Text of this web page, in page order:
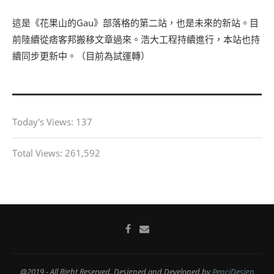
這是《花果山的Gau》部落格的第二站，也是未來的新站。目
前陸續從痞客邦搬移文章過來。浩大工程持續進行，本站也持
續同步更新中。（目前為試運轉）
Today's Views: 137
Total Views: 261,592
@2019 - All Right Reserved. Designed and Developed byPenciDesign